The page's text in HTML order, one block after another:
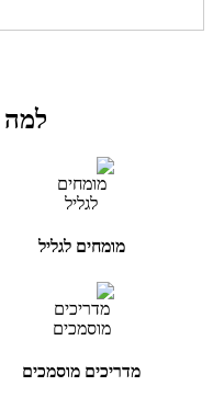
למה
מומחים לגליל
מדריכים מוסמכים